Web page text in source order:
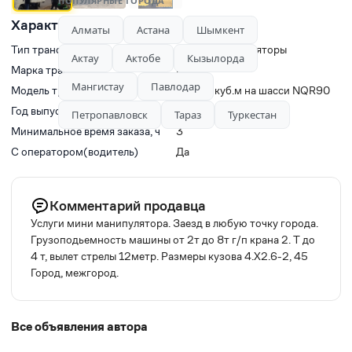
Характеристики
Тип транспорта
Краны-манипуляторы
Марка транспорта
ISUZU
Модель транспорта
Isuzu 5 куб.м на шасси NQR90
Год выпуска
2014
Минимальное время заказа, ч
3
С оператором(водитель)
Да
Комментарий продавца
Услуги мини манипулятора. Заезд в любую точку города.
Грузоподьемность машины от 2т до 8т г/п крана 2. Т до
4 т, вылет стрелы 12метр. Размеры кузова 4.X2.6-2, 45
Город, межгород.
Все объявления автора
Алматы Астана
Шымкент
Актау
Актобе
Кызылорда
Мангистау
Павлодар
Петропавловск
Тараз Туркестан